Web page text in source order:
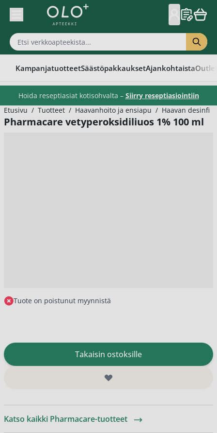
Skip to Content
KampanjatuotteetSäästöpakkauksetAjankohtaista
Hoida reseptiasiat kotisohvalta – Siirry reseptiasiointiin
Etusivu / Tuotteet / Haavanhoito ja ensiapu / Haavan
Pharmacare vetyperoksidiliuos 1% 100 ml
Tuote on poistunut myynnistä
Takaisin ostoksille
Katso kaikki Pharmacare-tuotteet